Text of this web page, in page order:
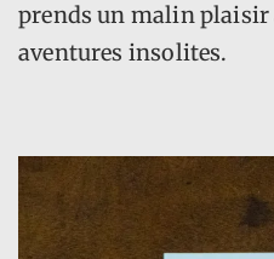
prends un malin plaisir
aventures insolites.